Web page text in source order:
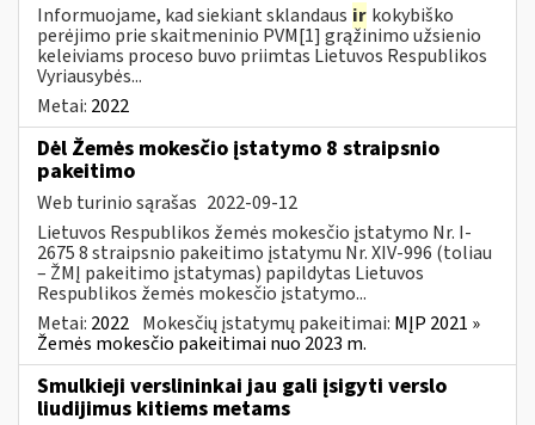
Informuojame, kad siekiant sklandaus ir kokybiško
perėjimo prie skaitmeninio PVM[1] grąžinimo užsienio
keleiviams proceso buvo priimtas Lietuvos Respublikos
Vyriausybės...
Metai: 2022
Dėl Žemės mokesčio įstatymo 8 straipsnio
pakeitimo
Web turinio sąrašas 2022-09-12
Lietuvos Respublikos žemės mokesčio įstatymo Nr. I-
2675 8 straipsnio pakeitimo įstatymu Nr. XIV-996 (toliau
– ŽMĮ pakeitimo įstatymas) papildytas Lietuvos
Respublikos žemės mokesčio įstatymo...
Metai: 2022 Mokesčių įstatymų pakeitimai: MĮP 2021 »
Žemės mokesčio pakeitimai nuo 2023 m.
Smulkieji verslininkai jau gali įsigyti verslo
liudijimus kitiems metams